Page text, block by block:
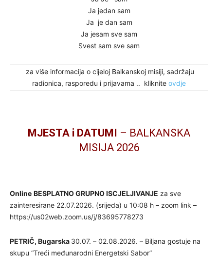
Ja jedan sam
Ja je dan sam
Ja jesam sve sam
Svest sam sve sam
za više informacija o cijeloj Balkanskoj misiji, sadržaju
radionica, rasporedu i prijavama .. kliknite ovdje
MJESTA i DATUMI – BALKANSKA
MISIJA 2026
Online BESPLATNO GRUPNO ISCJELJIVANJE za sve
zainteresirane 22.07.2026. (srijeda) u 10:08 h – zoom link –
https://us02web.zoom.us/j/83695778273
PETRIČ, Bugarska 30.07. – 02.08.2026. – Biljana gostuje na
skupu “Treći međunarodni Energetski Sabor”